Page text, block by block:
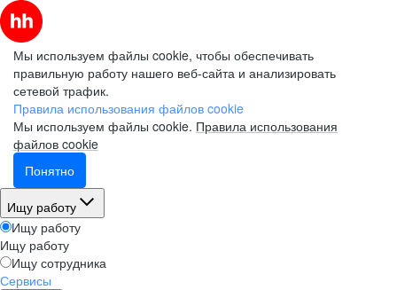
Мы используем файлы cookie, чтобы обеспечивать
правильную работу нашего веб-сайта и анализировать
сетевой трафик.
Правила использования файлов cookie
Мы используем файлы cookie. Правила использования
файлов cookie
Понятно
Ищу работу
Ищу работу
Ищу работу
Ищу сотрудника
Сервисы